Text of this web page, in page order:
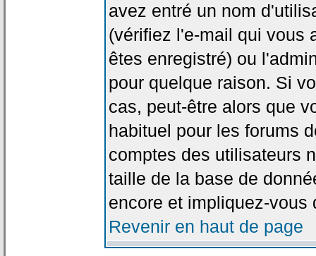
avez entré un nom
(vérifiez l'e-mail qui vous
êtes enregistré) ou
pour quelque raison. Si
cas, peut-être alors que
habituel pour les forums
comptes des utilisateurs
taille de la base de
encore et impliquez-
Revenir en haut de page